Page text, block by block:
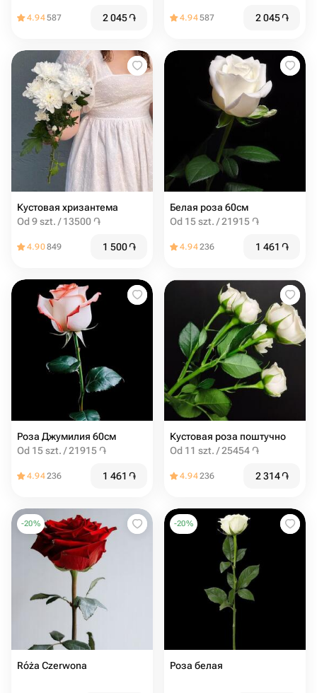
4.94587 2 045֏ 4.94587 2 045֏
Кустовая хризантема
Od 9 szt. / 13500 ֏
4.90849 1 500֏
Белая роза 60см
Od 15 szt. / 21915 ֏
4.94236 1 461 ֏
Роза Джумилия 60см
Od 15 szt. / 21915 ֏
4.94236 1 461 ֏
Кустовая роза поштучно
Od 11 szt. / 25454 ֏
4.94236 2 314֏
-20%
Róża Czerwona
-20%
Роза белая